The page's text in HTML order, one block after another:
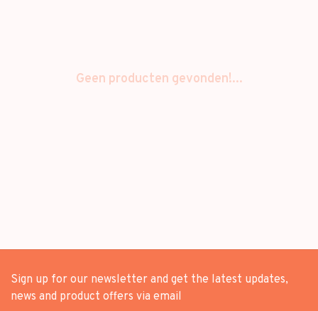
Geen producten gevonden!...
Sign up for our newsletter and get the latest updates,
news and product offers via email